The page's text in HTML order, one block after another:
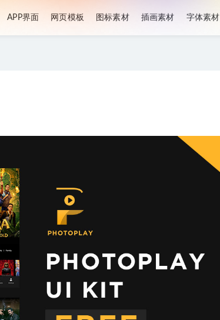
APP界面 网页模板 图标素材 插画素材 字体素材